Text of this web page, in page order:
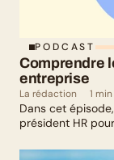
PODCAST
Comprendre
entreprise
La rédaction 1 min
Dans cet
président HR
leurs parcours de